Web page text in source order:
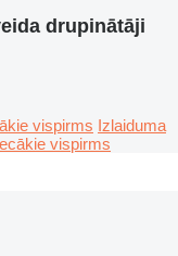
drupinātāji
vispirms Izlaiduma
vispirms